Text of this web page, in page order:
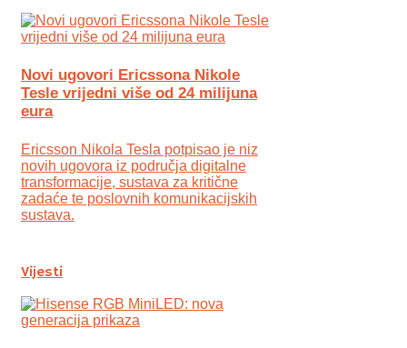
Novi ugovori Ericssona Nikole
Tesle vrijedni više od 24 milijuna
eura
Ericsson Nikola Tesla potpisao je niz
novih ugovora iz područja digitalne
transformacije, sustava za kritične
zadaće te poslovnih komunikacijskih
sustava.
Vijesti